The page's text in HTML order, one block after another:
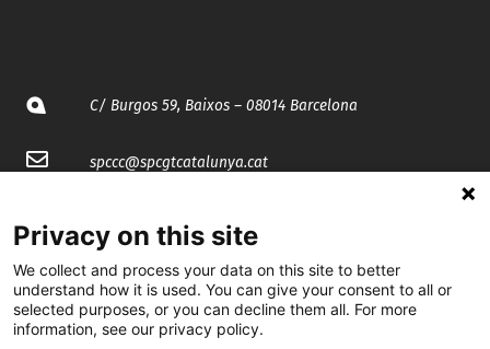
C/ Burgos 59, Baixos – 08014 Barcelona
spccc@spcgtcatalunya.cat
@CGTCatalunya
cgtcatalunya
Privacy on this site
We collect and process your data on this site to better
understand how it is used. You can give your consent to all or
selected purposes, or you can decline them all. For more
information, see our privacy policy.